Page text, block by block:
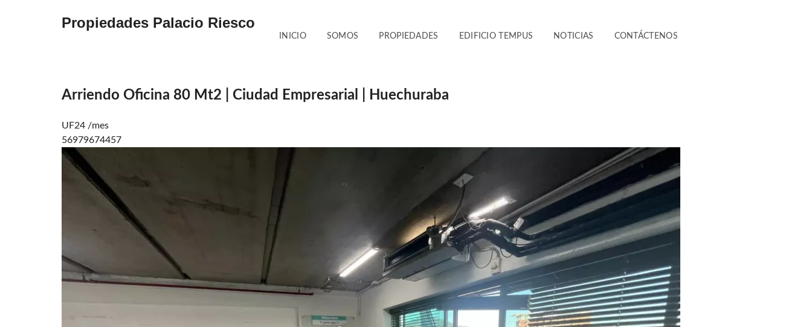
Propiedades Palacio Riesco
INICIO SOMOS PROPIEDADES EDIFICIO TEMPUS NOTICIAS CONTÁCTENOS
Arriendo Oficina 80 Mt2 | Ciudad Empresarial | Huechuraba
UF24 /mes
56979674457